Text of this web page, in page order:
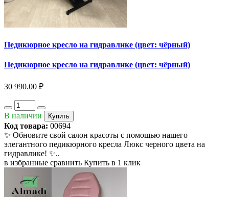
Педикюрное кресло на гидравлике (цвет: чёрный)
Педикюрное кресло на гидравлике (цвет: чёрный)
30 990.00 ₽
В наличии Купить
Код товара: 00694
✨ Обновите свой салон красоты с помощью нашего
элегантного педикюрного кресла Люкс черного цвета на
гидравлике! ✨..
в избранные сравнить Купить в 1 клик